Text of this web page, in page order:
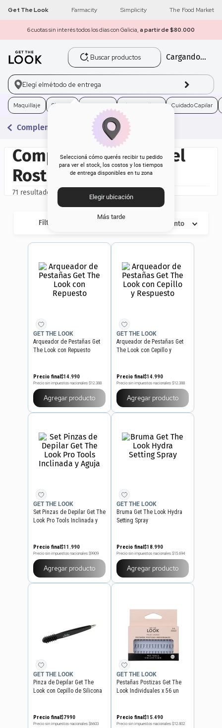
Get The Look Farmacity Simplicity The Food Market
6 cuotas sin interés todos los días con Galicia, a partir de $80.000
Buscar productos
Cargando...
Elegí elmétodo de entrega
Seleccioná cómo querés recibir tu pedido
para ver el stock, los costos y los tiempos
de entrega disponibles en tu zona
Elegir ubicación
Más tarde
Maquillaje Skincare Electro Belleza Cuidado Capilar
Complementos Para El Rostro
Complementos para el
Rostro
71
Filtros Descuento
GET THE LOOK
Arqueador de Pestañas Get
The Look con Repuesto
Precio final$14.990
Precio sin impuestos nacionales $12.388
Agregar producto
GET THE LOOK
Arqueador de Pestañas Get
The Look con Cepillo y
Precio final$14.990
Precio sin impuestos nacionales $12.388
Agregar producto
GET THE LOOK
Set Pinzas de Depilar Get The
Look Pro Tools Inclinada y
Precio final$11 .990
Precio sin impuestos nacionales $9909
Agregar producto
GET THE LOOK
Bruma Get The Look Hydra
Setting Spray
Precio final$18.990
Precio sin impuestos nacionales $15.694
Agregar producto
GET THE LOOK
Pinza de Depilar Get The
Look con Cepillo de Silicona
Precio final$7990
Precio sin impuestos nacionales $6603
GET THE LOOK
Pestañas Postizas Get The
Look Individuales x 56 un
Precio final$15.490
Precio sin impuestos nacionales $12.802
1 get the look
2 máscara pestañas
loreal
4. brochas
corrector
rubor
serum
cher